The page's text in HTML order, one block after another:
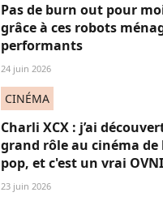
Pas de burn out pour
grâce à ces robots
performants
24 juin 2026
CINÉMA
Charli XCX : j’ai
grand rôle au cinéma de
pop, et c'est un vrai OVNI
23 juin 2026